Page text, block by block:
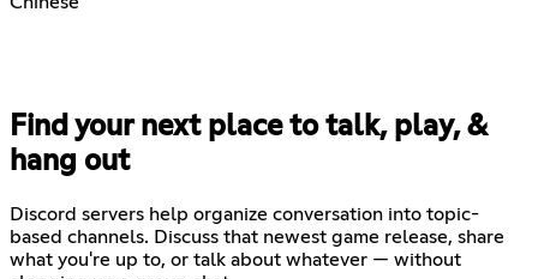
Find your next place to talk, play, &
hang out
Discord servers help organize conversation into topic-
based channels. Discuss that newest game release, share
what you're up to, or talk about whatever — without